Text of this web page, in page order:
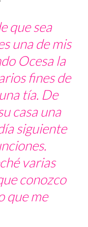
que sea
una de mis
Ocesa la
fines de
tía. De
casa una
siguiente
varias
conozco
que me